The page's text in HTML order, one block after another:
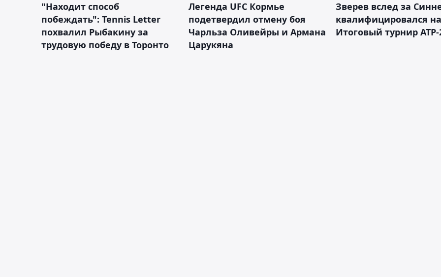
"Находит способ
побеждать": Tennis Letter
похвалил Рыбакину за
трудовую победу в Торонто
Легенда UFC Кормье
подетвердил отмену боя
Чарльза Оливейры и Армана
Царукяна
Зверев вслед за
квалифицировался на
Итоговый турнир ATP-